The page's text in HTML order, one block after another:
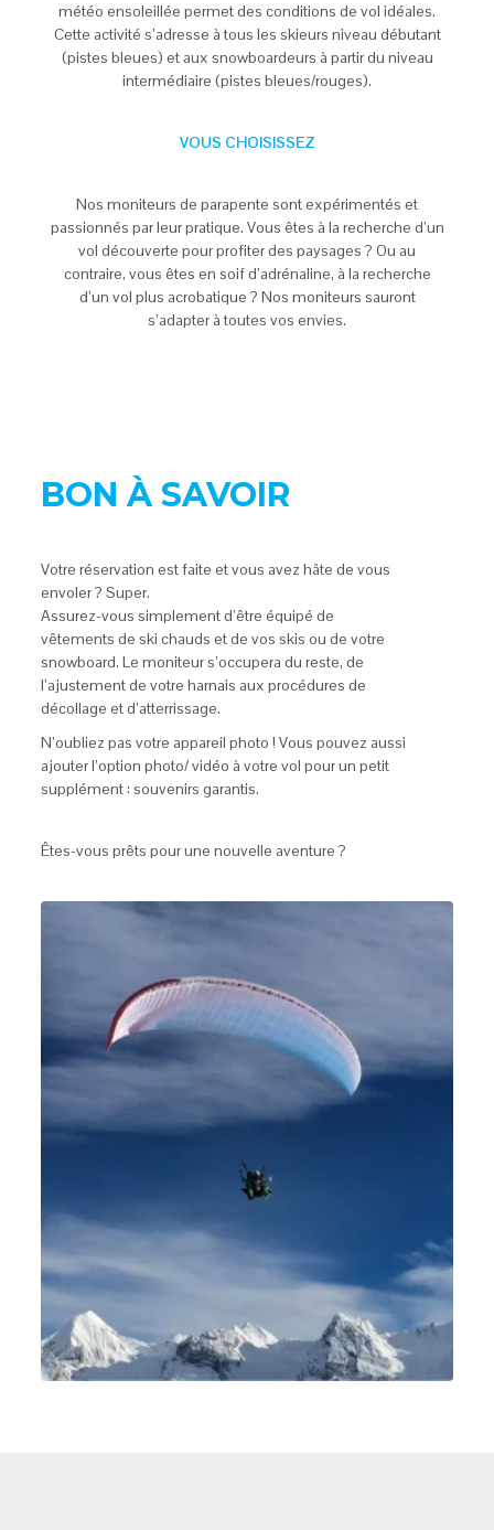
météo ensoleillée permet des conditions de vol idéales.
Cette activité s’adresse à tous les skieurs niveau débutant
(pistes bleues) et aux snowboardeurs à partir du niveau
intermédiaire (pistes bleues/rouges).
VOUS CHOISISSEZ
Nos moniteurs de parapente sont expérimentés et
passionnés par leur pratique. Vous êtes à la recherche d’un
vol découverte pour profiter des paysages ? Ou au
contraire, vous êtes en soif d’adrénaline, à la recherche
d’un vol plus acrobatique ? Nos moniteurs sauront
s’adapter à toutes vos envies.
BON À SAVOIR
Votre réservation est faite et vous avez hâte de vous
envoler ? Super.
Assurez-vous simplement d’être équipé de
vêtements de ski chauds et de vos skis ou de votre
snowboard. Le moniteur s’occupera du reste, de
l’ajustement de votre harnais aux procédures de
décollage et d’atterrissage.
N’oubliez pas votre appareil photo ! Vous pouvez aussi
ajouter l’option photo/ vidéo à votre vol pour un petit
supplément : souvenirs garantis.
Êtes-vous prêts pour une nouvelle aventure ?